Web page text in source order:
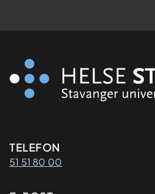
Kontaktinformasjon
TELEFON
51 51 80 00